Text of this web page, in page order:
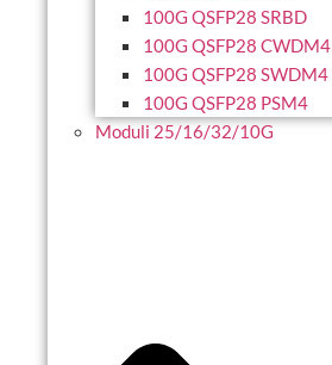
100G QSFP28 SRBD
100G QSFP28 CWDM4
100G QSFP28 SWDM4
100G QSFP28 PSM4
Moduli 25/16/32/10G